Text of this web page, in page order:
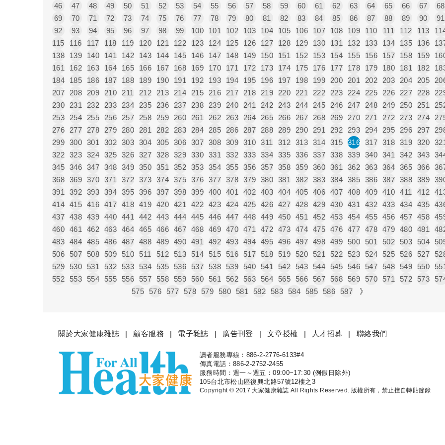
46
47 48 49 50 51 52 53 54 55 56 57 58 59 60 61 62 63 64 65 66 67
68
69
70 71 72 73 74 75 76 77 78 79 80 81 82 83 84 85 86 87 88 89 90
91
92
93 94 95 96 97 98 99 100 101 102 103 104 105 106 107 108 109 110 111 112 113
115
116 117 118 119 120 121 122 123 124 125 126 127 128 129 130 131 132 133 134 135 136
138
139 140 141 142 143 144 145 146 147 148 149 150 151 152 153 154 155 156 157 158 159
161
162 163 164 165 166 167 168 169 170 171 172 173 174 175 176 177 178 179 180 181 182
184
185 186 187 188 189 190 191 192 193 194 195 196 197 198 199 200 201 202 203 204 205
207
208 209 210 211 212 213 214 215 216 217 218 219 220 221 222 223 224 225 226 227 228
230
231 232 233 234 235 236 237 238 239 240 241 242 243 244 245 246 247 248 249 250 251
253
254 255 256 257 258 259 260 261 262 263 264 265 266 267 268 269 270 271 272 273 274
276
277 278 279 280 281 282 283 284 285 286 287 288 289 290 291 292 293 294 295 296 297
299 300 301 302 303 304 305 306 307 308 309 310 311 312 313 314 315 316 317 318 319 320
322 323 324 325 326 327 328 329 330 331 332 333 334 335 336 337 338 339 340 341 342 343
345 346 347 348 349 350 351 352 353 354 355 356 357 358 359 360 361 362 363 364 365 366
368 369 370 371 372 373 374 375 376 377 378 379 380 381 382 383 384 385 386 387 388 389
391
392 393 394 395 396 397 398 399 400 401 402 403 404 405 406 407 408 409 410 411 412
414 415 416 417 418 419 420 421 422 423 424 425 426 427 428 429 430 431 432 433 434 435
437 438 439 440 441 442 443 444 445 446 447 448 449 450 451 452 453 454 455 456 457 458
460 461 462 463 464 465 466 467 468 469 470 471 472 473 474 475 476 477 478 479 480 481
483 484 485 486 487 488 489 490 491 492 493 494 495 496 497 498 499 500 501 502 503 504
506 507 508 509 510 511 512 513 514 515 516 517 518 519 520 521 522 523 524 525 526 527
529 530 531 532 533 534 535 536 537 538 539 540 541 542 543 544 545 546 547 548 549 550
552 553 554 555 556 557 558 559 560 561 562 563 564 565 566 567 568 569 570 571 572 573
575 576 577 578 579 580 581 582 583 584 585 586 587 》
關於大家健康雜誌 顧客服務 電子雜誌 廣告刊登 文章授權 人才招募 聯絡我們
大家健康
讀者服務專線：886-2-2776-6133#4
傳真電話：886-2-2752-2455
服務時間：週一～週五：09:00~17:30 (例假日除外)
105台北市松山區復興北路57號12樓之3
Copyright © 2017 大家健康雜誌 All Rights Reserved. 版權所有，禁止擅自轉貼節錄